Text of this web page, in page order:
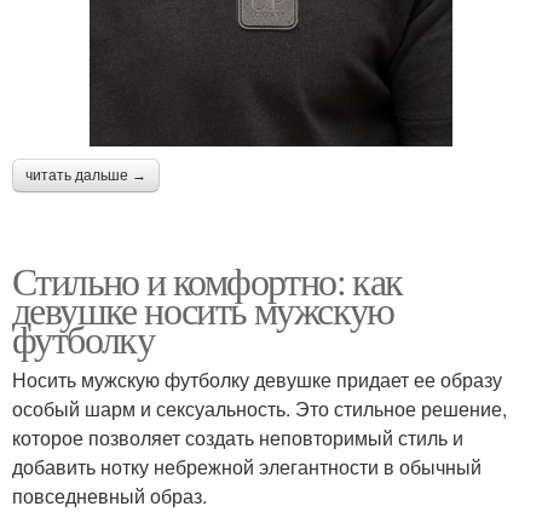
читать дальше →
Стильно и комфортно: как
девушке носить мужскую
футболку
Носить мужскую футболку девушке придает ее образу
особый шарм и сексуальность. Это стильное решение,
которое позволяет создать неповторимый стиль и
добавить нотку небрежной элегантности в обычный
повседневный образ.